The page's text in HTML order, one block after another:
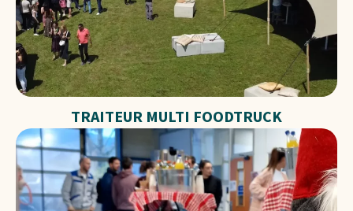
TRAITEUR MULTI FOODTRUCK